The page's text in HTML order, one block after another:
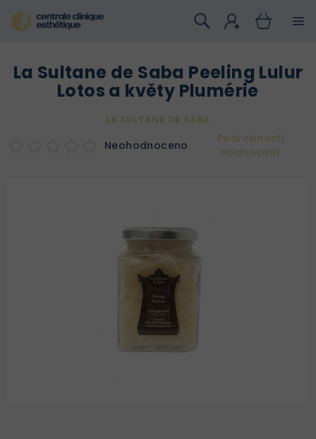
na
obsah
La Sultane de Saba Peeling Lulur
Lotos a květy Plumérie
LA SULTANE DE SABA
Neohodnoceno
Podrobnosti
hodnocení